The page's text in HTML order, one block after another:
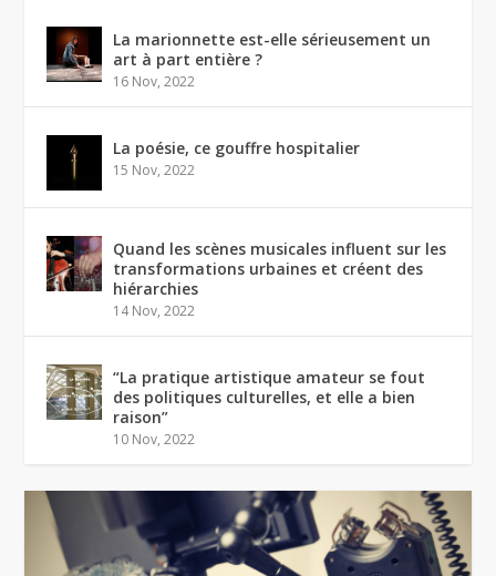
La marionnette est-elle sérieusement un
art à part entière ?
16 Nov, 2022
La poésie, ce gouffre hospitalier
15 Nov, 2022
Quand les scènes musicales influent sur les
transformations urbaines et créent des
hiérarchies
14 Nov, 2022
“La pratique artistique amateur se fout
des politiques culturelles, et elle a bien
raison”
10 Nov, 2022